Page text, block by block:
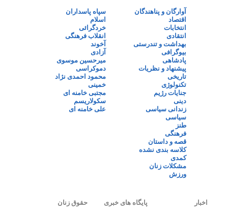
آوارگان و پناهندگان
اقتصاد
انتخابات
انتقادی
بهداشت و تندرستی
بیوگرافی
پادشاهی
پیشنهاد و نظریات
تاریخی
تکنولوژی
جنایات رژیم
دینی
زندانی سیاسی
سیاسی
طنز
فرهنگی
قصه و داستان
کلاسه بندی نشده
کمدی
مشکلات زنان
ورزش
سپاه پاسداران
اسلام
خردگرائی
انقلاب فرهنگی
آخوند
آزادی
میرحسین موسوی
دموکراسی
محمود احمدی نژاد
خمینی
مجتبی خامنه ای
سکولاریسم
علی خامنه ای
اخبار پایگاه های خبری حقوق زنان